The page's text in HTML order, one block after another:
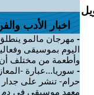
اخبار الأدب
- مهرجان مالمو
اليوم بموسيقى
وأطعمة من مختلف
- سوريا...عبارة -
حرام- تنشر على جدار
معهد موسيقي في دم